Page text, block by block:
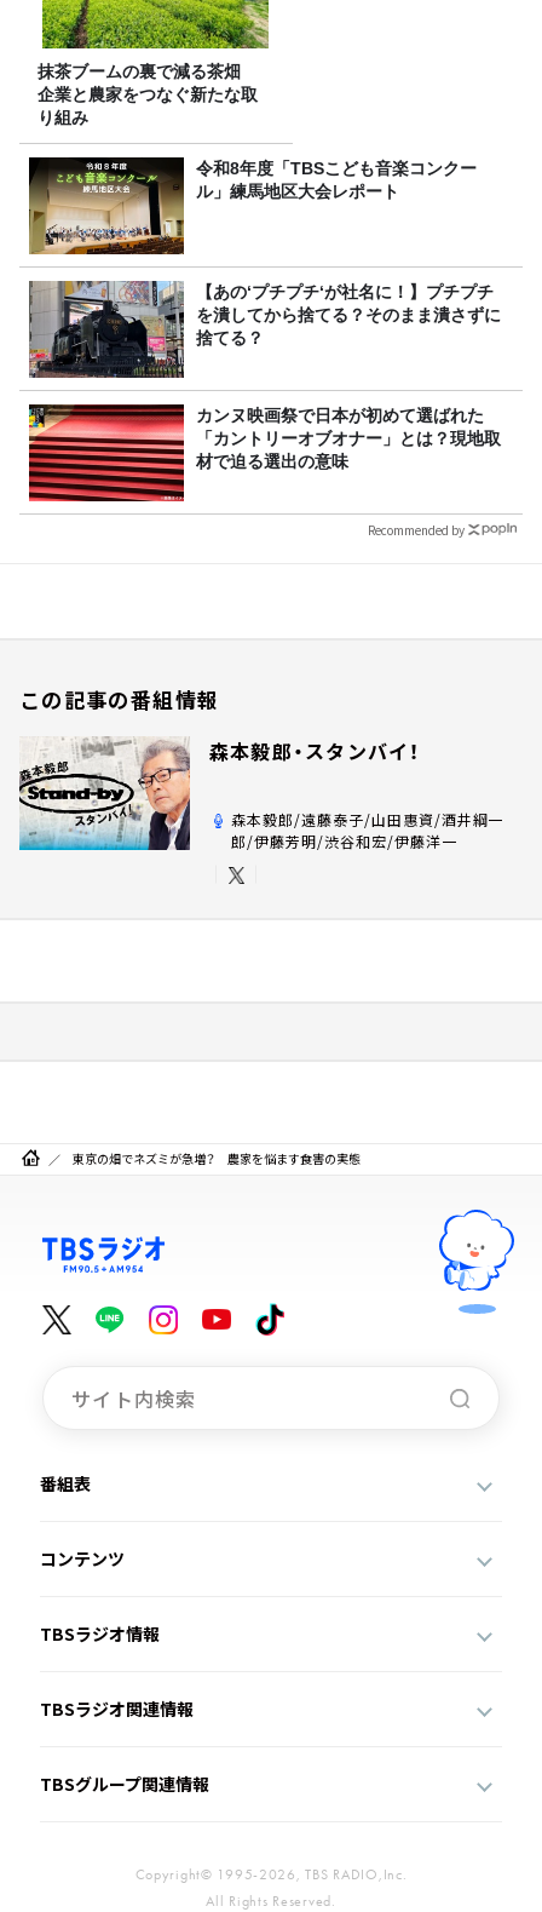
抹茶ブームの裏で減る茶畑
企業と農家をつなぐ新たな取
り組み
令和8年度「TBSこども音楽コンクー
ル」練馬地区大会レポート
【あの‘プチプチ‘が社名に！】プチプチ
を潰してから捨てる？そのまま潰さずに
捨てる？
カンヌ映画祭で日本が初めて選ばれた
「カントリーオブオナー」とは？現地取
材で迫る選出の意味
Recommended by
この記事の番組情報
森本毅郎・スタンバイ！
森本毅郎/遠藤泰子/山田惠資/酒井綱一
郎/伊藤芳明/渋谷和宏/伊藤洋一
東京の畑でネズミが急増？ 農家を悩ます食害の実態
番組表
コンテンツ
TBSラジオ情報
TBSラジオ関連情報
TBSグループ関連情報
Copyright© 1995-2026, TBS RADIO,Inc.
All Rights Reserved.